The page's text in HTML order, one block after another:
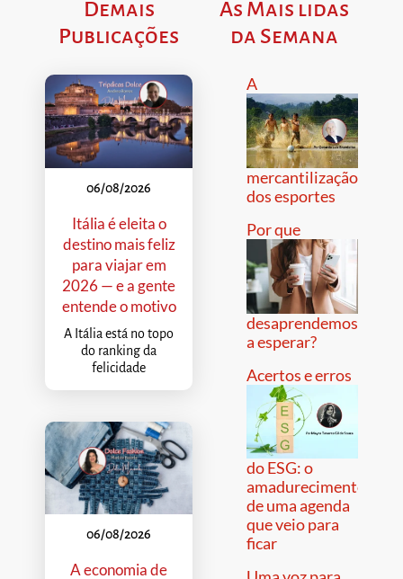
Demais
Publicações
06/08/2026
Itália é eleita o
destino mais feliz
para viajar em
2026 — e a gente
entende o motivo
A Itália está no topo
do ranking da
felicidade
06/08/2026
A economia de
As Mais lidas
da Semana
A
mercantilização
dos esportes
Por que
desaprendemos
a esperar?
Acertos e erros
do ESG: o
amadurecimento
de uma agenda
que veio para
ficar